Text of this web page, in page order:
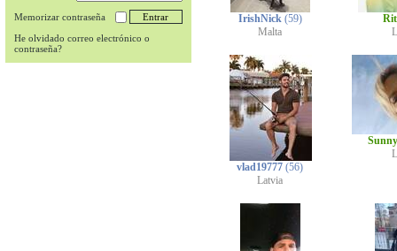
Memorizar contraseña
He olvidado correo electrónico o
contraseña?
IrishNick (59)
Malta
vlad19777 (56)
Latvia